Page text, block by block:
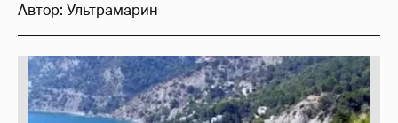
Автор: Ультрамарин